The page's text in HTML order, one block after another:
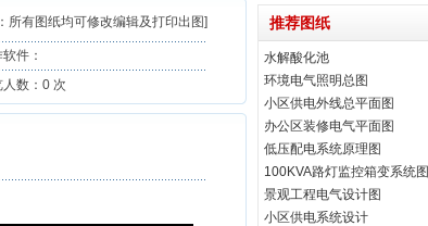
所有图纸均可修改编辑及打印出图]
件：
数： 0 次
推荐图纸
水解酸化池
环境电气照明总图
小区供电外线总平面图
办公区装修电气平面图
低压配电系统原理图
100KVA路灯监控箱变系统图
景观工程电气设计图
小区供电系统设计